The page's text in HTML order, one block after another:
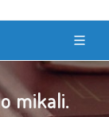
mikali.